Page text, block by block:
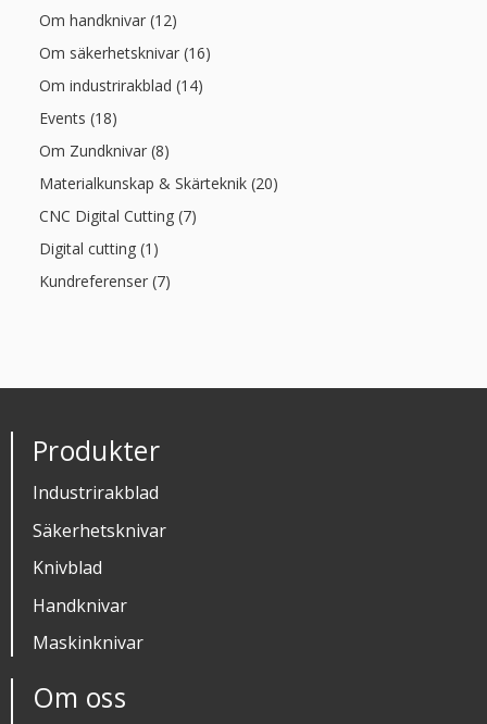
Om handknivar (12)
Om säkerhetsknivar (16)
Om industrirakblad (14)
Events (18)
Om Zundknivar (8)
Materialkunskap & Skärteknik (20)
CNC Digital Cutting (7)
Digital cutting (1)
Kundreferenser (7)
Produkter
Industrirakblad
Säkerhetsknivar
Knivblad
Handknivar
Maskinknivar
Om oss